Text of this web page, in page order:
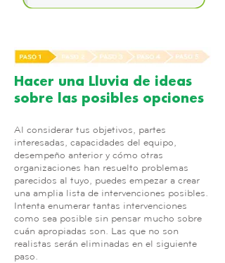
Hacer una Lluvia de ideas
sobre las posibles opciones
Al considerar tus objetivos, partes
interesadas, capacidades del equipo,
desempeño anterior y cómo otras
organizaciones han resuelto problemas
parecidos al tuyo, puedes empezar a crear
una amplia lista de intervenciones posibles.
Intenta enumerar tantas intervenciones
como sea posible sin pensar mucho sobre
cuán apropiadas son. Las que no son
realistas serán eliminadas en el siguiente
paso.